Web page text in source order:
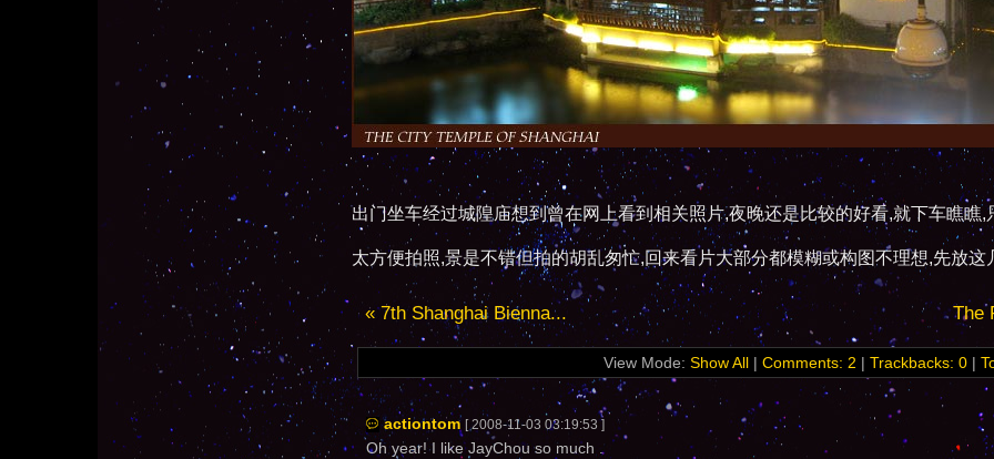
出门坐车经过城隍庙想到曾在网上看到相关照片,夜晚还是比较的好看,就下车瞧瞧
太方便拍照,景是不错但拍的胡乱匆忙,回来看片大部分都模糊或构图不理想,先放这
« 7th Shanghai Bienna... The
View Mode: Show All | Comments: 2 | Trackbacks: 0 |
actiontom [ 2008-11-03 03:19:53 ]
Oh year! I like JayChou so much .